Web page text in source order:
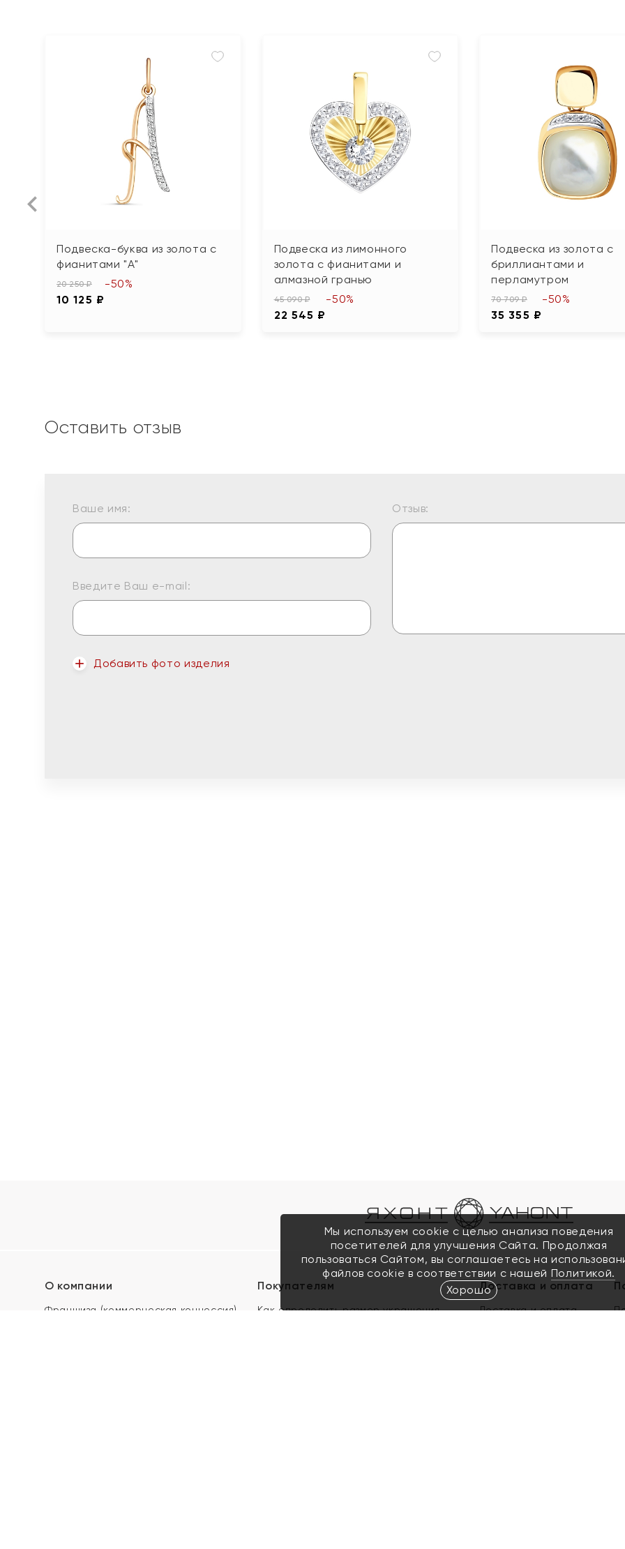
Подвеска-буква из золота с
фианитами "А"
20 250 ₽
10 125 ₽
-50%
Подвеска из лимонного
золота с фианитами и
алмазной гранью
45 090 ₽
22 545 ₽
-50%
Подвеска из золота с
бриллиантами и
перламутром
70 709 ₽
35 355 ₽
-50%
Оставить отзыв
Ваше имя:
Введите Ваш e-mail:
Добавить фото изделия
Отзыв:
О компании
Франшиза (коммерческая концессия)
Покупателям
Как определить размер украшения
Доставка и оплата
Доставка и оплата
Мы используем cookie с целью анализа поведения
посетителей для улучшения Сайта. Продолжая
пользоваться Сайтом, вы соглашаетесь на
файлов cookie в соответствии с нашей Политикой.
Хорошо